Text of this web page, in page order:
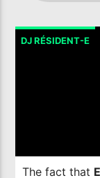
des pionniers
DJ RÉSIDENT-E
The fact that